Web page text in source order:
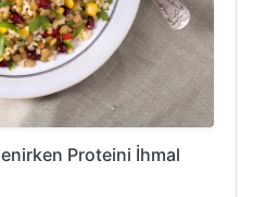
Proteini İhmal